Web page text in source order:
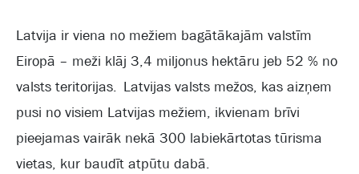
Latvija ir viena no mežiem bagātākajām valstīm
Eiropā – meži klāj 3,4 miljonus hektāru jeb 52 % no
valsts teritorijas. Latvijas valsts mežos, kas aizņem
pusi no visiem Latvijas mežiem, ikvienam brīvi
pieejamas vairāk nekā 300 labiekārtotas tūrisma
vietas, kur baudīt atpūtu dabā.